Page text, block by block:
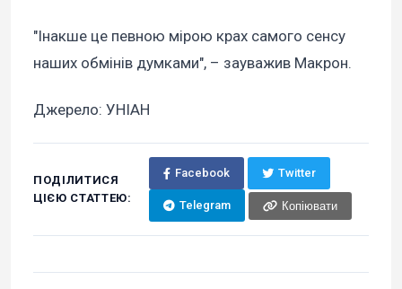
"Інакше це певною мірою крах самого сенсу
наших обмінів думками", – зауважив Макрон.
Джерело: УНІАН
ПОДІЛИТИСЯ
ЦІЄЮ СТАТТЕЮ:
Facebook Twitter
Telegram Копіювати